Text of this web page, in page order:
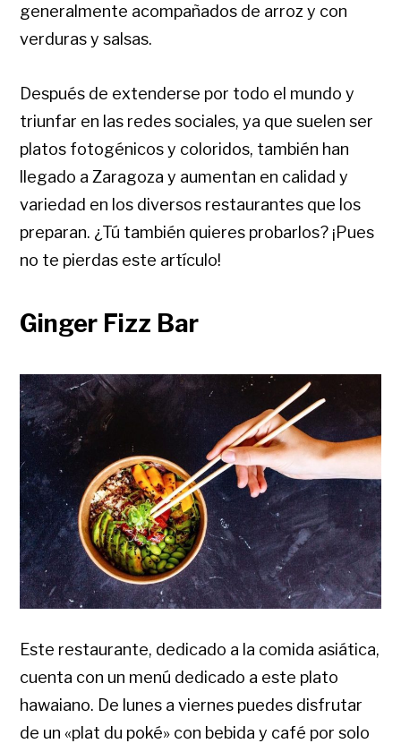
generalmente acompañados de arroz y con
verduras y salsas.
Después de extenderse por todo el mundo y
triunfar en las redes sociales, ya que suelen ser
platos fotogénicos y coloridos, también han
llegado a Zaragoza y aumentan en calidad y
variedad en los diversos restaurantes que los
preparan. ¿Tú también quieres probarlos? ¡Pues
no te pierdas este artículo!
Ginger Fizz Bar
Este restaurante, dedicado a la comida asiática,
cuenta con un menú dedicado a este plato
hawaiano. De lunes a viernes puedes disfrutar
de un «plat du poké» con bebida y café por solo